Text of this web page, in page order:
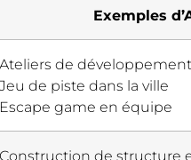
Exemples
Ateliers de
Jeu de piste dans la ville
Escape game en équipe
Construction de structure